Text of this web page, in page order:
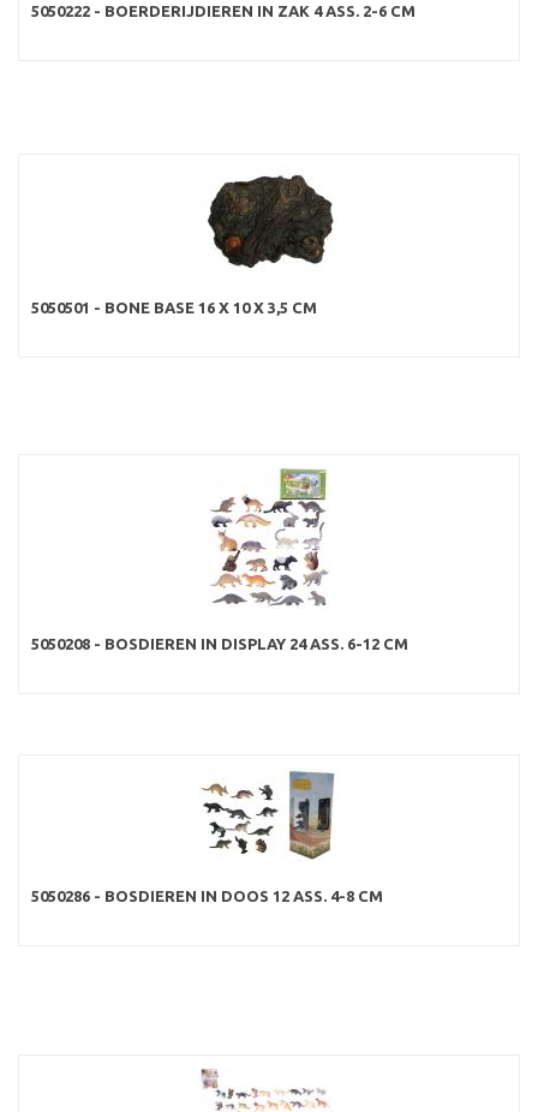
5050222 - BOERDERIJDIEREN IN ZAK 4 ASS. 2-6 CM
5050501 - BONE BASE 16 X 10 X 3,5 CM
5050208 - BOSDIEREN IN DISPLAY 24 ASS. 6-12 CM
5050286 - BOSDIEREN IN DOOS 12 ASS. 4-8 CM